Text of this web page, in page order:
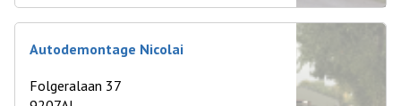
Autodemontage Nicolai
Folgeralaan 37